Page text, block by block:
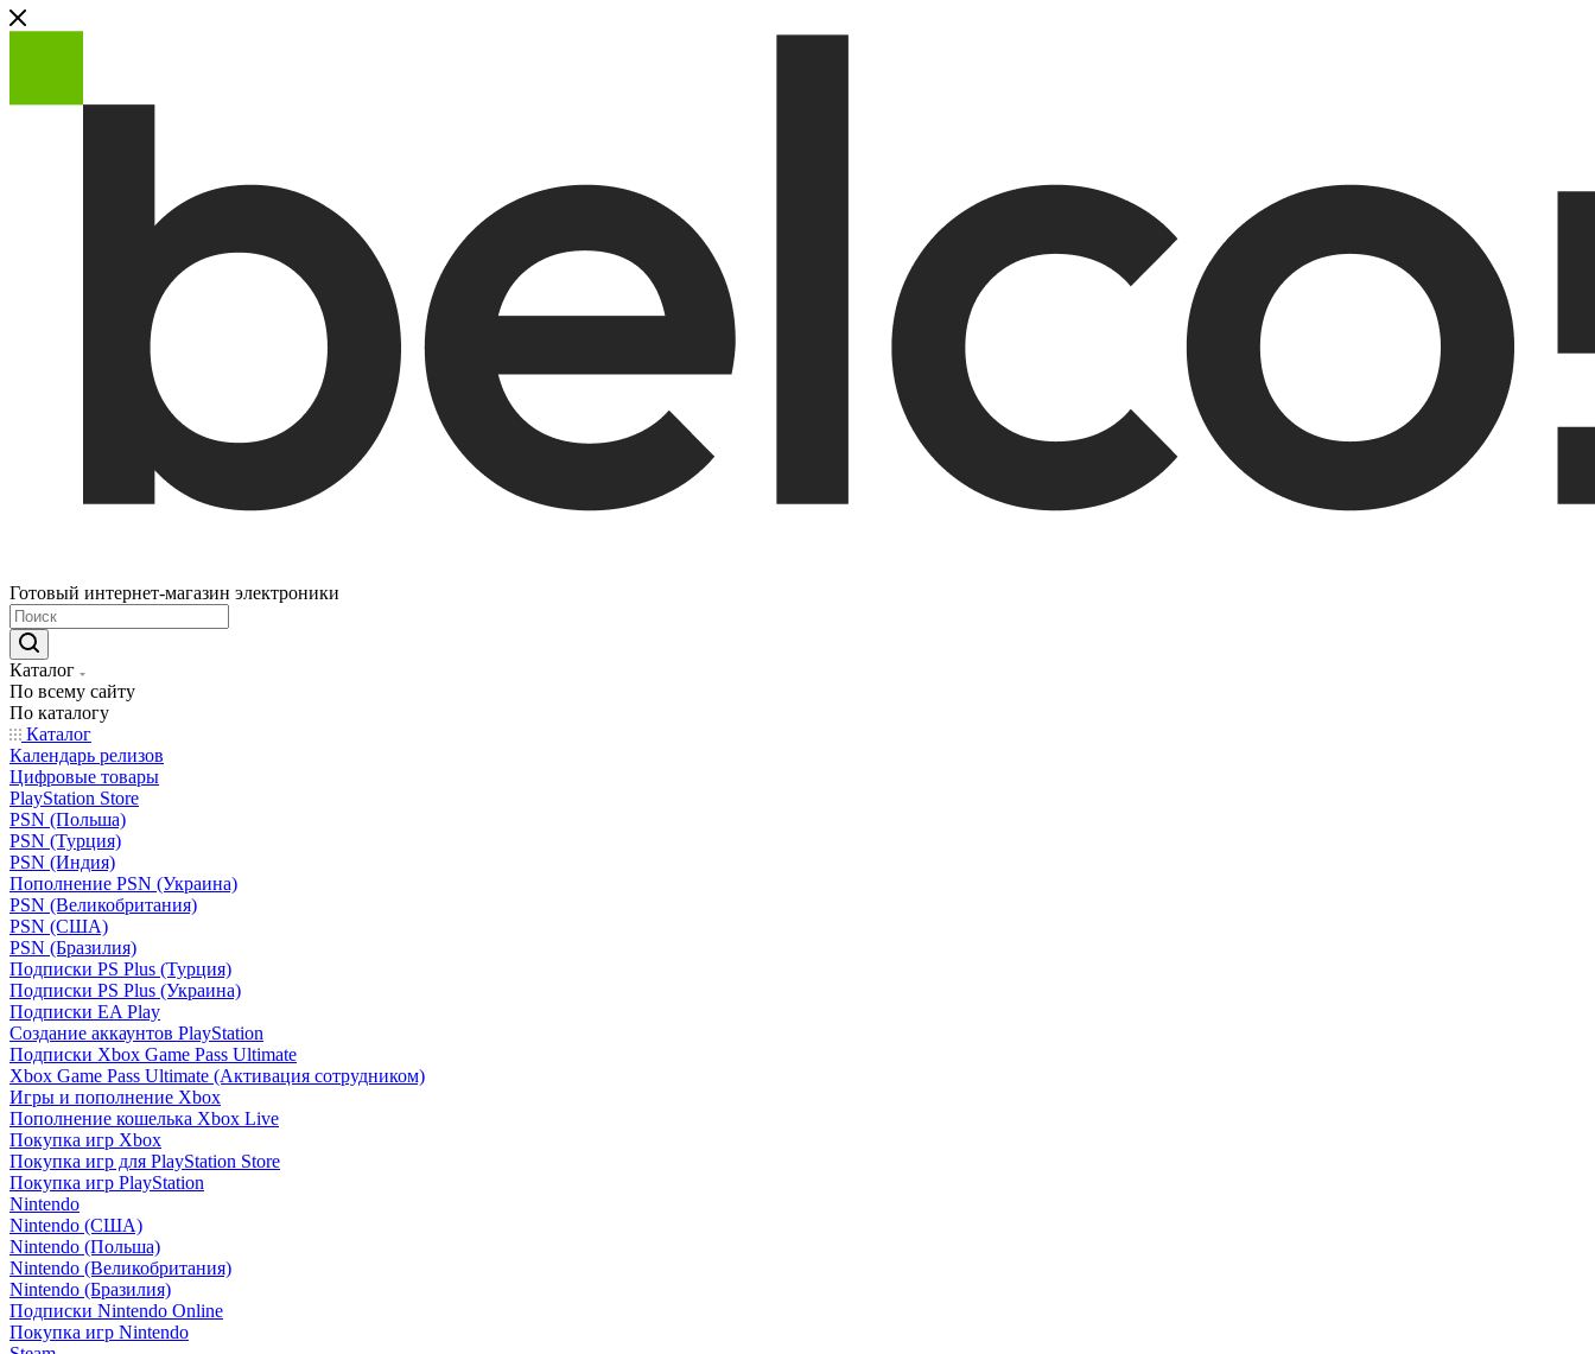
Готовый интернет-магазин электроники
Каталог
По всему сайту
По каталогу
Каталог
Календарь релизов
Цифровые товары
PlayStation Store
PSN (Польша)
PSN (Турция)
PSN (Индия)
Пополнение PSN (Украина)
PSN (Великобритания)
PSN (США)
PSN (Бразилия)
Подписки PS Plus (Турция)
Подписки PS Plus (Украина)
Подписки EA Play
Создание аккаунтов PlayStation
Подписки Xbox Game Pass Ultimate
Xbox Game Pass Ultimate (Активация сотрудником)
Игры и пополнение Xbox
Пополнение кошелька Xbox Live
Покупка игр Xbox
Покупка игр для PlayStation Store
Покупка игр PlayStation
Nintendo
Nintendo (США)
Nintendo (Польша)
Nintendo (Великобритания)
Nintendo (Бразилия)
Подписки Nintendo Online
Покупка игр Nintendo